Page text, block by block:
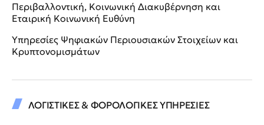
Περιβαλλοντική, Κοινωνική Διακυβέρνηση και
Εταιρική Κοινωνική Ευθύνη
Υπηρεσίες Ψηφιακών Περιουσιακών Στοιχείων και
Κρυπτονομισμάτων
ΛΟΓΙΣΤΙΚΕΣ & ΦΟΡΟΛΟΓΙΚΕΣ ΥΠΗΡΕΣΙΕΣ